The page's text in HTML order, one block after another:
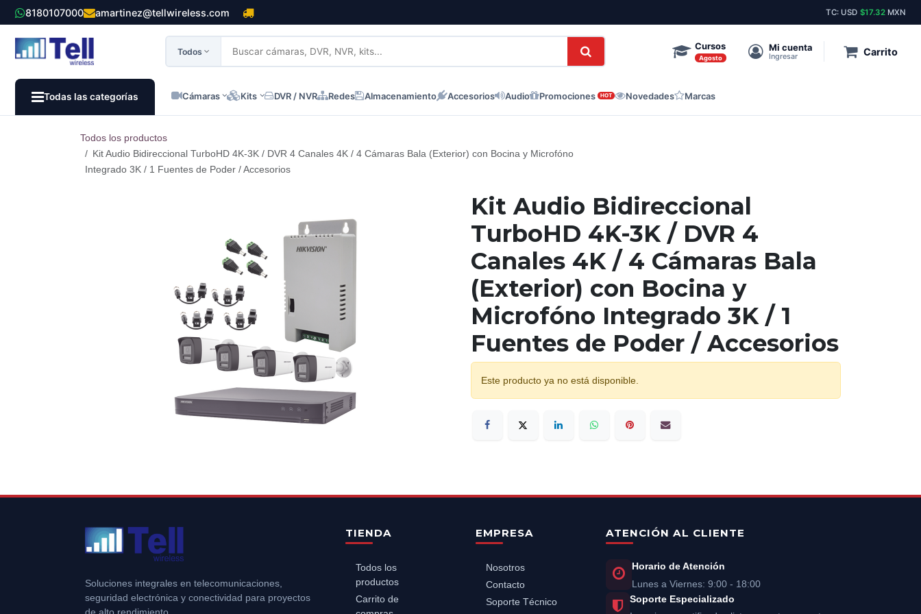
Ir al contenido
8180107000 amartinez@tellwireless.com Envíos el mismo día a toda la república. Stock
TC: USD $17.32 MXN
Todos
Cursos
Agosto
Mi cuenta
Ingresar Carrito
Todas las categorías Cámaras Kits DVR / NVR Redes Almacenamiento Accesorios Audio Promociones HOT Novedades Marcas
Todos los productos
Kit Audio Bidireccional TurboHD 4K-3K / DVR 4 Canales 4K / 4 Cámaras Bala (Exterior) con Bocina y Microfóno
Integrado 3K / 1 Fuentes de Poder / Accesorios
Kit Audio Bidireccional
TurboHD 4K-3K / DVR 4
Canales 4K / 4 Cámaras Bala
(Exterior) con Bocina y
Microfóno Integrado 3K / 1
Fuentes de Poder / Accesorios
Este producto ya no está disponible.
Soluciones integrales en telecomunicaciones,
seguridad electrónica y conectividad para proyectos
TIENDA
Todos los
productos
Carrito de
EMPRESA
Nosotros
Contacto
Soporte Técnico
ATENCIÓN AL CLIENTE
Horario de Atención
Lunes a Viernes: 9:00 - 18:00
Soporte Especializado